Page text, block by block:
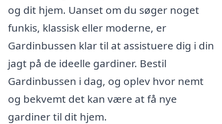
og dit hjem. Uanset om du søger noget
funkis, klassisk eller moderne, er
Gardinbussen klar til at assistuere dig i din
jagt på de ideelle gardiner. Bestil
Gardinbussen i dag, og oplev hvor nemt
og bekvemt det kan være at få nye
gardiner til dit hjem.